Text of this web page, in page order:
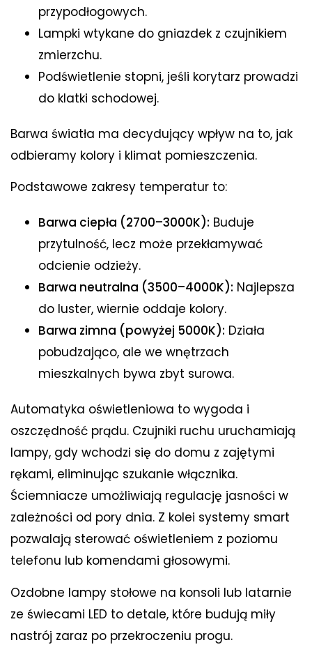
przypodłogowych.
Lampki wtykane do gniazdek z czujnikiem
zmierzchu.
Podświetlenie stopni, jeśli korytarz prowadzi
do klatki schodowej.
Barwa światła ma decydujący wpływ na to, jak
odbieramy kolory i klimat pomieszczenia.
Podstawowe zakresy temperatur to:
Barwa ciepła (2700–3000K): Buduje
przytulność, lecz może przekłamywać
odcienie odzieży.
Barwa neutralna (3500–4000K): Najlepsza
do luster, wiernie oddaje kolory.
Barwa zimna (powyżej 5000K): Działa
pobudzająco, ale we wnętrzach
mieszkalnych bywa zbyt surowa.
Automatyka oświetleniowa to wygoda i
oszczędność prądu. Czujniki ruchu uruchamiają
lampy, gdy wchodzi się do domu z zajętymi
rękami, eliminując szukanie włącznika.
Ściemniacze umożliwiają regulację jasności w
zależności od pory dnia. Z kolei systemy smart
pozwalają sterować oświetleniem z poziomu
telefonu lub komendami głosowymi.
Ozdobne lampy stołowe na konsoli lub latarnie
ze świecami LED to detale, które budują miły
nastrój zaraz po przekroczeniu progu.